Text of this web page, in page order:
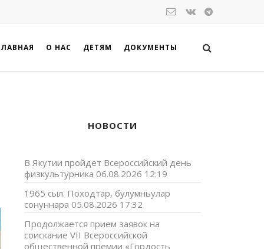
О НАС ДЕТЯМ ДОКУМЕНТЫ
НОВОСТИ
В Якутии пройдет Всероссийский день
физкультурника 06.08.2026 12:19
1965 сыл. Походтар, булумньулар
сонуннара 05.08.2026 17:32
Продолжается прием заявок на
соискание VII Всероссийской
общественной премии «Гордость